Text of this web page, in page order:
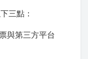
三點：
與第三方平台